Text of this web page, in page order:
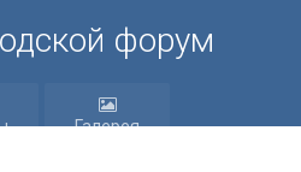
форум
Галерея